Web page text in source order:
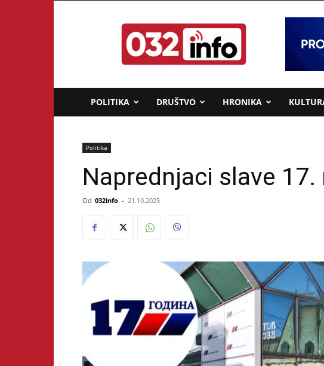
032info.rs
POLITIKA DRUŠTVO HRONIKA
Politika
Naprednjaci slave
Od 032info - 21.10.2025